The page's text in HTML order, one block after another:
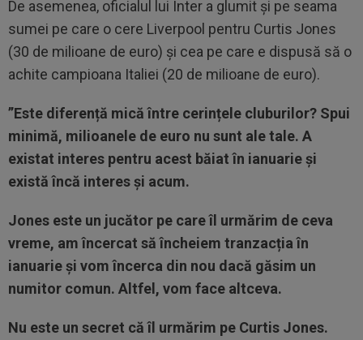
De asemenea, oficialul lui Inter a glumit și pe seama
sumei pe care o cere Liverpool pentru Curtis Jones
(30 de milioane de euro) și cea pe care e dispusă să o
achite campioana Italiei (20 de milioane de euro).
”Este diferență mică între cerințele cluburilor? Spui
minimă, milioanele de euro nu sunt ale tale. A
existat interes pentru acest băiat în ianuarie și
există încă interes și acum.
Jones este un jucător pe care îl urmărim de ceva
vreme, am încercat să încheiem tranzacția în
ianuarie și vom încerca din nou dacă găsim un
numitor comun. Altfel, vom face altceva.
Nu este un secret că îl urmărim pe Curtis Jones.